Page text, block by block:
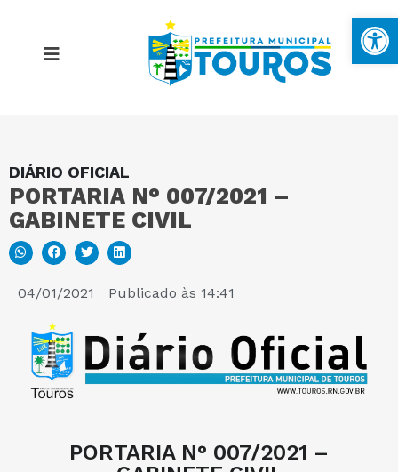
DIÁRIO OFICIAL
PORTARIA N° 007/2021 –
GABINETE CIVIL
04/01/2021 Publicado às 14:41
PORTARIA N° 007/2021 –
MAPA DO SITE
PORTAL DA TRANSPARÊNCIA
E-SIC
PERGUNTAS FREQUENTES